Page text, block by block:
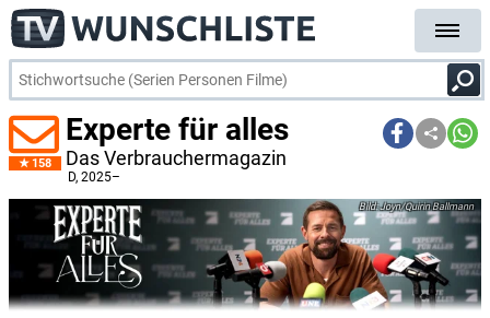
158
Experte für alles
Das Verbrauchermagazin
D, 2025–
Joyn/Quirin Ballmann